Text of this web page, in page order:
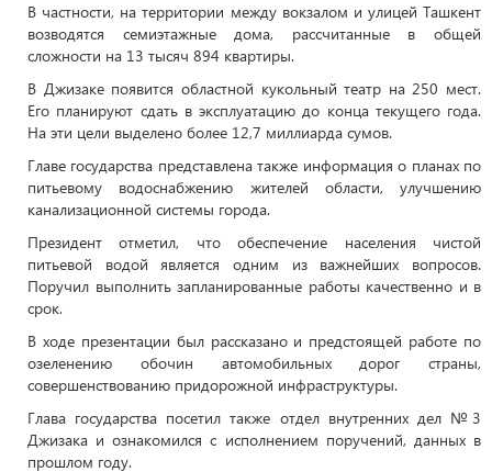
В частности, на территории между вокзалом и улицей Ташкент
возводятся семиэтажные дома, рассчитанные в общей
сложности на 13 тысяч 894 квартиры.
В Джизаке появится областной кукольный театр на 250 мест.
Его планируют сдать в эксплуатацию до конца текущего года.
На эти цели выделено более 12,7 миллиарда сумов.
Главе государства представлена также информация о планах по
питьевому водоснабжению жителей области, улучшению
канализационной системы города.
Президент отметил, что обеспечение населения чистой
питьевой водой является одним из важнейших вопросов.
Поручил выполнить запланированные работы качественно и в
срок.
В ходе презентации был рассказано и предстоящей работе по
озеленению обочин автомобильных дорог страны,
совершенствованию придорожной инфраструктуры.
Глава государства посетил также отдел внутренних дел №3
Джизака и ознакомился с исполнением поручений, данных в
прошлом году.